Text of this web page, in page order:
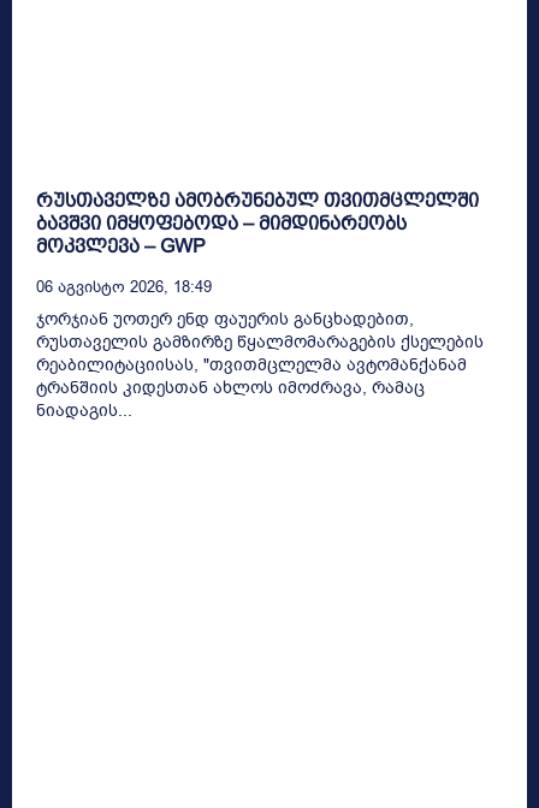
რუსთაველზე ამობრუნებულ თვითმცლელში
ბავშვი იმყოფებოდა – მიმდინარეობს
მოკვლევა – GWP
06 Აგვისტო 2026, 18:49
ჯორჯიან უოთერ ენდ ფაუერის განცხადებით,
რუსთაველის გამზირზე წყალმომარაგების ქსელების
რეაბილიტაციისას, "თვითმცლელმა ავტომანქანამ
ტრანშიის კიდესთან ახლოს იმოძრავა, რამაც
ნიადაგის...